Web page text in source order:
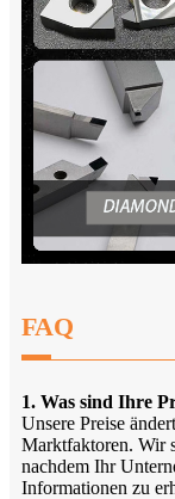
FAQ
1. Was sind Ihre
Unsere Preise
Marktfaktoren. Wir
nachdem Ihr
Informationen zu